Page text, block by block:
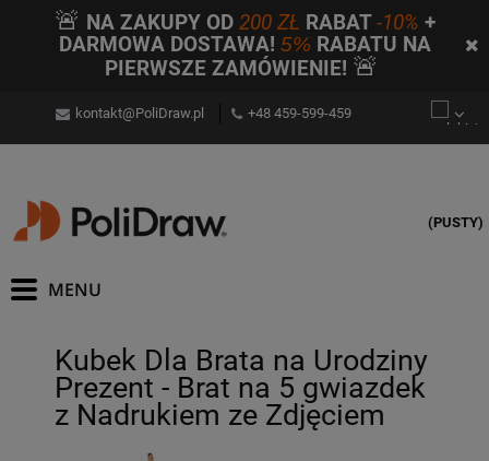
🚨 NA ZAKUPY OD200 ZŁ RABAT-10% +
DARMOWA DOSTAWA! 5% RABATU NA
PIERWSZE ZAMÓWIENIE! 🚨
kontakt@PoliDraw.pl +48 459-599-459
(PUSTY)
Kubek Dla Brata na Urodziny
Prezent - Brat na 5 gwiazdek
z Nadrukiem ze Zdjęciem